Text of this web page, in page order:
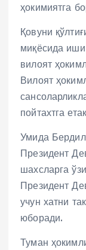
ҳокимиятга
Қовуни
миқёсида иши
вилоят
Вилоят
пойтахтга
Умида
Президент
шахсларга
Президент
учун хатни
юборади.
Туман